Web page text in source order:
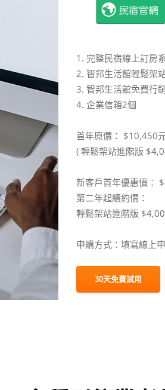
1. 完整民宿線上訂房
2. 智邦生活館輕鬆架
3. 智邦生活館免費行
4. 企業信箱2個
首年原價： $10,450
( 輕鬆架站進階版
新客戶首年優惠價：
第二年起續約價：
輕鬆架站進階版
申購方式：填寫線上
30天免費試用